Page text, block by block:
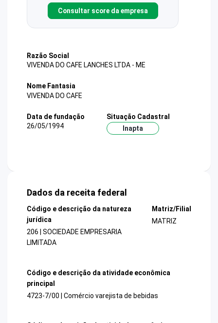
Consultar score da empresa
Razão Social
VIVENDA DO CAFE LANCHES LTDA - ME
Nome Fantasia
VIVENDA DO CAFE
Data de fundação
26/05/1994
Situação Cadastral
Inapta
Dados da receita federal
Código e descrição da natureza
jurídica
206 | SOCIEDADE EMPRESARIA
LIMITADA
Matriz/Filial
MATRIZ
Código e descrição da atividade econômica
principal
4723-7/00 | Comércio varejista de bebidas